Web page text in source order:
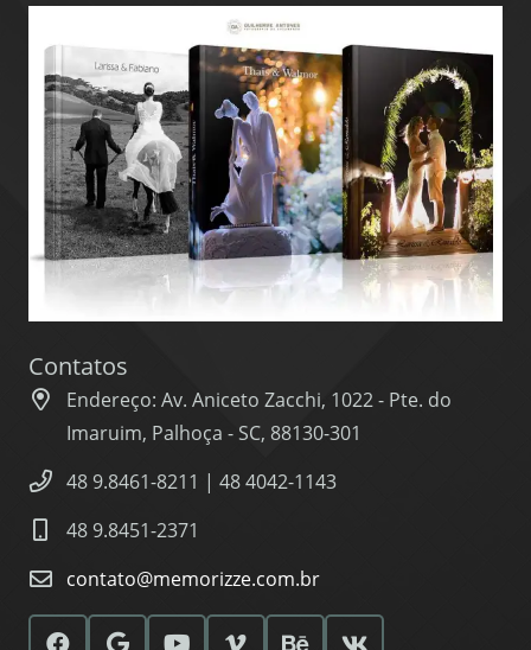
Contatos
Endereço: Av. Aniceto Zacchi, 1022 - Pte. do
Imaruim, Palhoça - SC, 88130-301
48 9.8461-8211 | 48 4042-1143
48 9.8451-2371
contato@memorizze.com.br